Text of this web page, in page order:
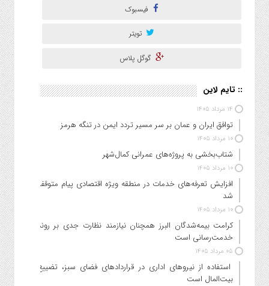
فیسبوک
تویتر
گوگل پلاس
:: تایم لاین
۱۴ مرداد ۱۴۰۵
توافق ایران و عمان بر سر مسیر تردد ایمن در تنگه هرمز
۱۰ مرداد ۱۴۰۵
شتاب‌بخشی به پروژه‌های عمرانی کمال‌شهر
۱۰ مرداد ۱۴۰۵
افزایش تعرفه‌های خدمات در منطقه ویژه اقتصادی پیام متوقف
شد
۱۰ مرداد ۱۴۰۵
کرامت بیمه‌شدگان البرز همچنان نیازمند نظارت جدی بر روند
خدمت‌رسانی است
۰۵ مرداد ۱۴۰۵
استفاده از نیروهای اداری در قراردادهای فضای سبز، تضییع
بیت‌المال است